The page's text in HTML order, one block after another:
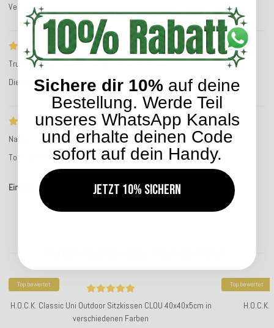
Versand problemlos
Diese Bewertung hat keinen Text
Trusted Shops Bewertung
Service-Bewertung
Diese Bewertung hat keinen Text
Tolle Qualität
Nadine K.
Service-Bewertung
Tolle Qualität
Einträge insgesamt: 8
Top bewertet
H.O.C.K. Classic Uni Outdoor Sitzkissen CLOU 40x40x5cm in
verschiedenen Farben
Top bewertet
Sichere dir 10% auf deine
Bestellung. Werde Teil
unseres WhatsApp Kanals
und erhalte deinen Code
sofort auf dein Handy.
Jetzt 10% sichern